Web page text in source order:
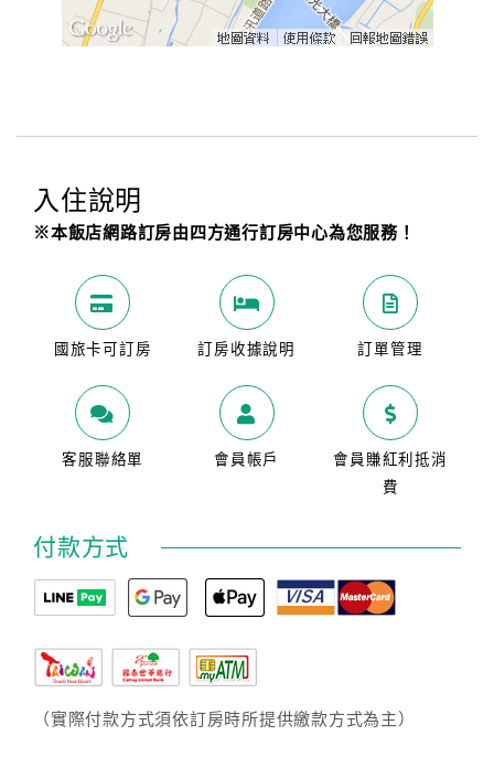
入住說明
※本飯店網路訂房由四方通行訂房中心為您服務！
國旅卡可訂房 訂房收據說明 訂單管理
客服聯絡單 會員帳戶
會員賺紅利抵消
費
付款方式
（實際付款方式須依訂房時所提供繳款方式為主）